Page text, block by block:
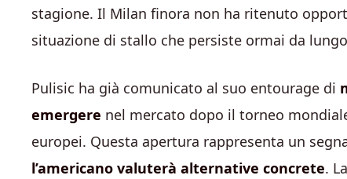
stagione. Il Milan finora non ha ritenuto
situazione di stallo che persiste ormai da
Pulisic ha già comunicato al suo entourage di
emergere nel mercato dopo il torneo
europei. Questa apertura rappresenta un
l’americano valuterà alternative concrete.